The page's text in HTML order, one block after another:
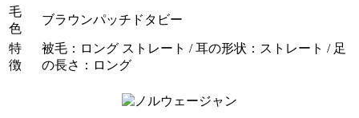
毛
色
ブラウンパッチドタビー
特
徴
被毛：ロング ストレート / 耳の形状：ストレート / 足
の長さ：ロング